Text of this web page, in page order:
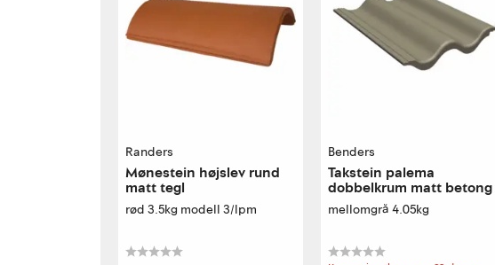
Randers
Mønestein højslev rund
matt tegl
rød 3.5kg modell 3/lpm
Benders
Takstein palema
dobbelkrum matt betong
mellomgrå 4.05kg